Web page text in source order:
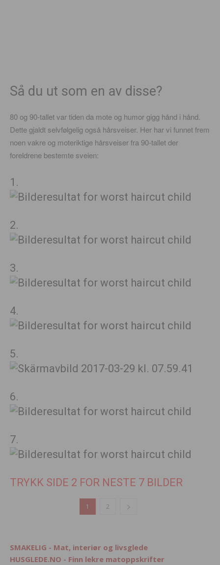
Så du ut som en av disse?
80 og 90-tallet var tiden da mote og humor gigg hånd i hånd.
Dette gjaldt selvfølgelig også hårsveiser. Her har vi funnet frem
noen vakre og moteriktige hårsveiser fra 90-tallet der
foreldrene bestemte sveien:
1.
2.
3.
4.
5.
6.
7.
TRYKK SIDE 2 FOR NESTE 7 BILDER
1 2
SMAKELIG - Mat, interiør og livsglede
HUSGLEDE.NO - Finn lekre matoppskrifter